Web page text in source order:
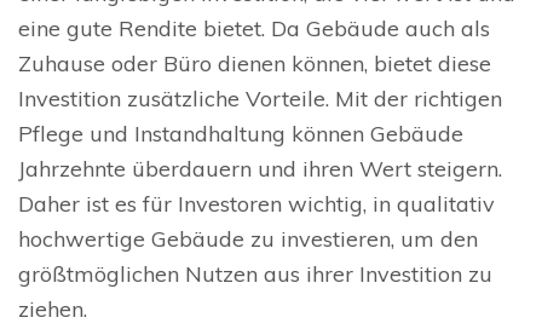
eine gute Rendite bietet. Da Gebäude auch als
Zuhause oder Büro dienen können, bietet diese
Investition zusätzliche Vorteile. Mit der richtigen
Pflege und Instandhaltung können Gebäude
Jahrzehnte überdauern und ihren Wert steigern.
Daher ist es für Investoren wichtig, in qualitativ
hochwertige Gebäude zu investieren, um den
größtmöglichen Nutzen aus ihrer Investition zu
ziehen.